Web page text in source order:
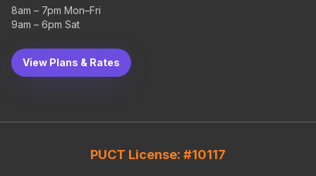
8am – 7pm Mon–Fri
9am – 6pm Sat
View Plans & Rates
PUCT License: #10117